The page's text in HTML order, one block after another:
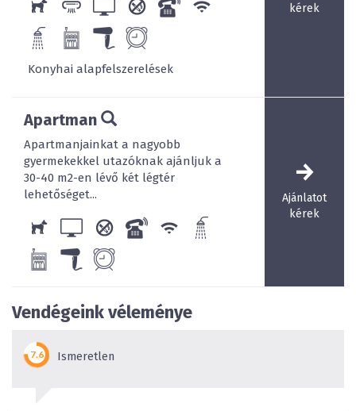
Konyhai alapfelszerelések
kérek
Apartman
Apartmanjainkat a nagyobb
gyermekekkel utazóknak ajánljuk a
30-40 m2-en lévő két légtér
lehetőséget...
Ajánlatot
kérek
Vendégeink véleménye
Ismeretlen